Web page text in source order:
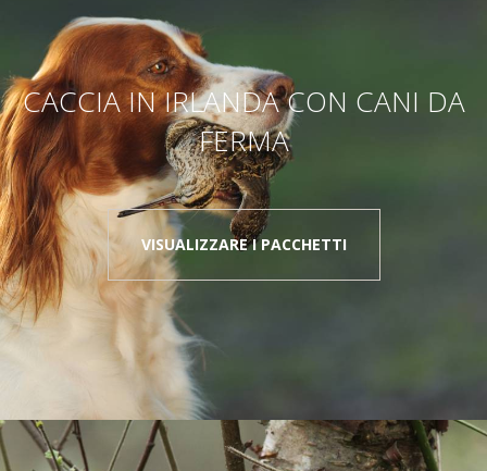
CACCIA IN IRLANDA CON CANI DA
FERMA
VISUALIZZARE I PACCHETTI